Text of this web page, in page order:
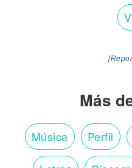
Más
Música Perfil